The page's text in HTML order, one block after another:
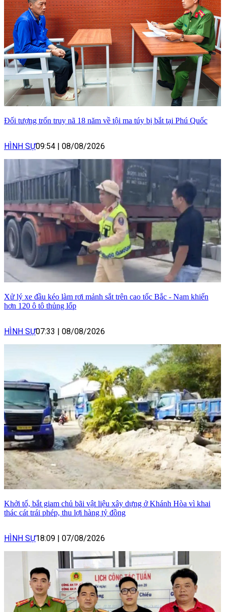
Đối tượng trốn truy nã 18 năm về tội ma túy bị bắt tại Phú Quốc
HÌNH SỰ09:54 | 08/08/2026
Xử lý xe đầu kéo làm rơi mảnh sắt trên cao tốc Bắc - Nam khiến
hơn 120 ô tô thủng lốp
HÌNH SỰ07:33 08/08/2026
Khởi tố, bắt giam chủ bãi vật liệu xây dựng ở Khánh Hòa vì khai
thác cát trái phép, thu lợi hàng tỷ đồng
HÌNH SỰ18:09 07/08/2026